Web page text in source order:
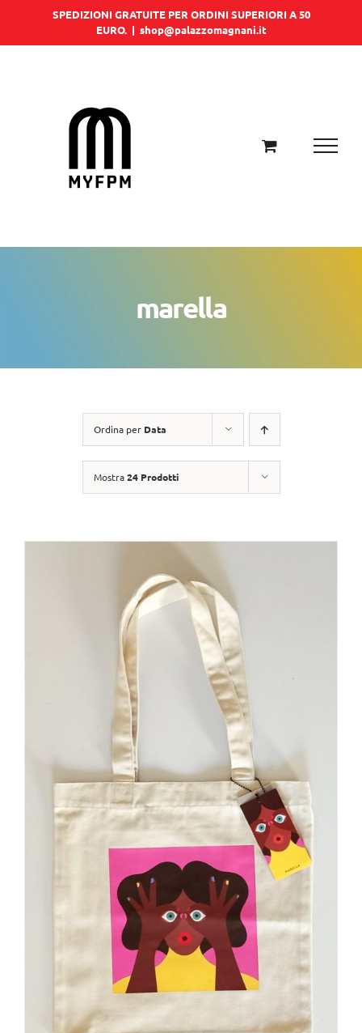
SPEDIZIONI GRATUITE PER ORDINI SUPERIORI A 50
EURO. | shop@palazzomagnani.it
marella
Ordina per Data
Mostra24 Prodotti